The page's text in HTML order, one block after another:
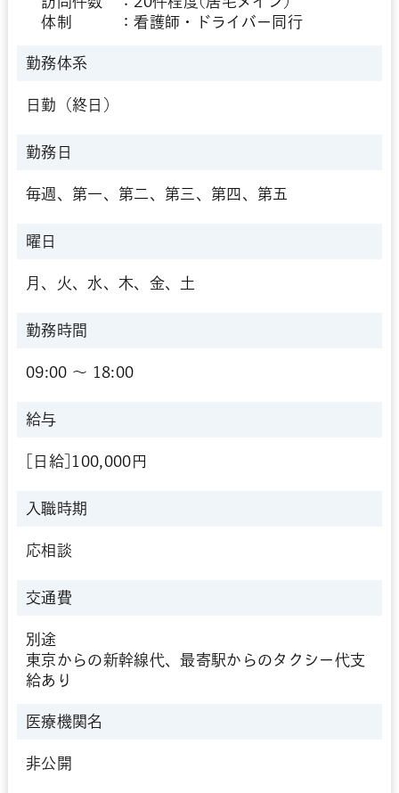
体制 ：看護師・ドライバー同行
勤務体系
日勤（終日）
勤務日
毎週、第一、第二、第三、第四、第五
曜日
月、火、水、木、金、土
勤務時間
09:00 〜 18:00
給与
[日給]100,000円
入職時期
応相談
交通費
別途
東京からの新幹線代、最寄駅からのタクシー代支
給あり
医療機関名
非公開